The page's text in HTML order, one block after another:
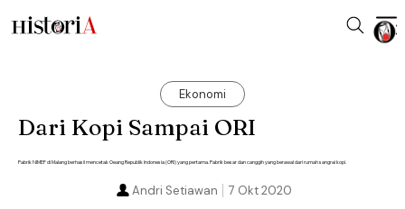
Ekonomi
Dari Kopi Sampai ORI
Pabrik NIMEF di Malang berhasil mencetak Oeang Republik Indonesia (ORI) yang pertama. Pabrik besar dan canggih yang berawal dari rumah sangrai kopi.
7 Okt 2020
Andri Setiawan